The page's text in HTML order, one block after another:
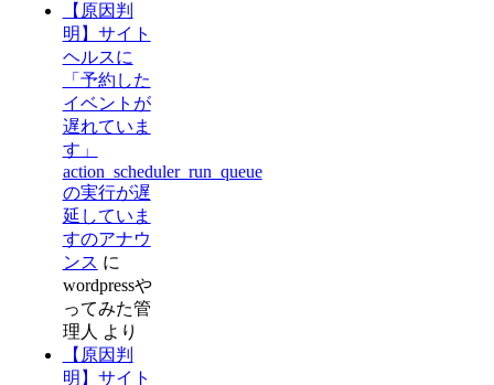
【原因判
明】サイト
ヘルスに
「予約した
イベントが
遅れていま
す」
action_scheduler_run_queue
の実行が遅
延していま
すのアナウ
ンス に
wordpressや
ってみた管
理人 より
【原因判
明】サイト